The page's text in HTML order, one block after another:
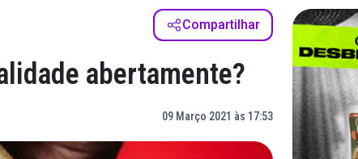
Compartilhar
abertamente?
09 Março 2021 às 17:53